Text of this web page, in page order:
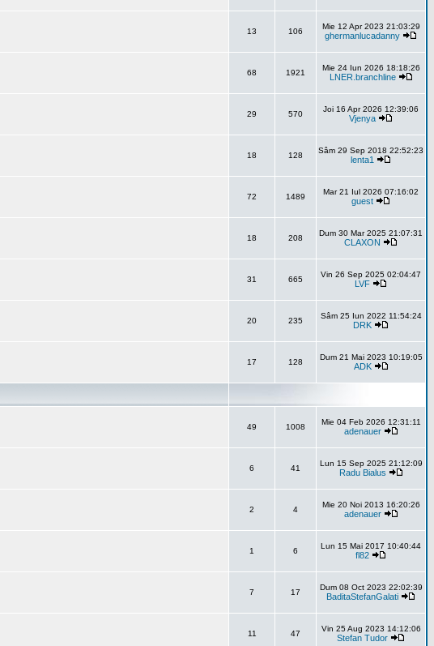
13 106
Mie 12 Apr 2023 21:03:29
ghermanlucadanny
68 1921
Mie 24 Iun 2026 18:18:26
LNER.branchline
29 570
Joi 16 Apr 2026 12:39:06
Vjenya
18 128
Sâm 29 Sep 2018 22:52:23
lenta1
72 1489
Mar 21 Iul 2026 07:16:02
guest
18 208
Dum 30 Mar 2025 21:07:31
CLAXON
31 665
Vin 26 Sep 2025 02:04:47
LVF
20 235
Sâm 25 Iun 2022 11:54:24
DRK
17 128
Dum 21 Mai 2023 10:19:05
ADK
49 1008
Mie 04 Feb 2026 12:31:11
adenauer
6 41
Lun 15 Sep 2025 21:12:09
Radu Bialus
2 4
Mie 20 Noi 2013 16:20:26
adenauer
1 6
Lun 15 Mai 2017 10:40:44
fl82
7 17
Dum 08 Oct 2023 22:02:39
BaditaStefanGalati
11 47
Vin 25 Aug 2023 14:12:06
Stefan Tudor